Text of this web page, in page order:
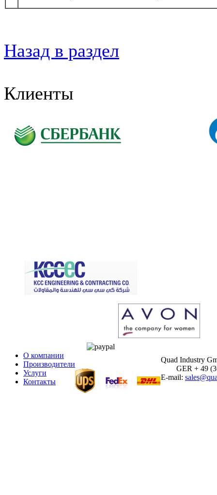
Назад в раздел
Клиенты
О компании
Производители
Услуги
Контакты
Quad Industry
GER + 49
E-mail: